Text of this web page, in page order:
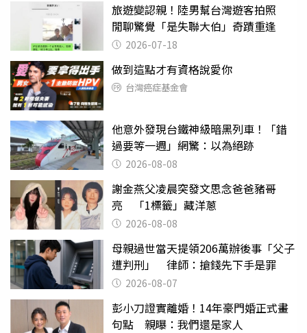
旅遊變認親！陸男幫台灣遊客拍照
閒聊驚覺「是失聯大伯」奇蹟重逢
2026-07-18
做到這點才有資格說愛你
台灣癌症基金會
他意外發現台鐵神級暗黑列車！「錯
過要等一週」網驚：以為絕跡
2026-08-08
謝金燕父凌晨突發文思念爸爸豬哥
亮 「1標籤」藏洋蔥
2026-08-08
母親過世當天提領206萬辦後事「父子
遭判刑」 律師：搶錢先下手是罪
2026-08-07
彭小刀證實離婚！14年豪門婚正式畫
句點 親曝：我們還是家人